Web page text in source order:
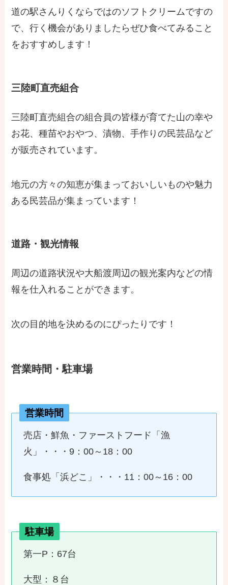
道の駅さんりくならではのソフトクリームですの
で、行く機会がありましたらぜひ食べてみること
をおすすめします！
三陸町直売組合
三陸町直売組合の組合員の皆様が育てた山の幸や
お花、種苗やおやつ、漬物、手作りの民芸品など
が販売されています。
地元の方々の知恵が集まっておいしいものや魅力
ある民芸品が集まっています！
道路・観光情報
周辺の道路状況や大船渡周辺の観光案内などの情
報を仕入れることができます。
次の目的地を決めるのにぴったりです！
営業時間・駐車場
営業時間
売店・鮮魚・ファーストフード「漁
火」・・・9：00～18：00
食事処「浜どこ」・・・11：00～16：00
駐車場
第一P：67台
大型：８台